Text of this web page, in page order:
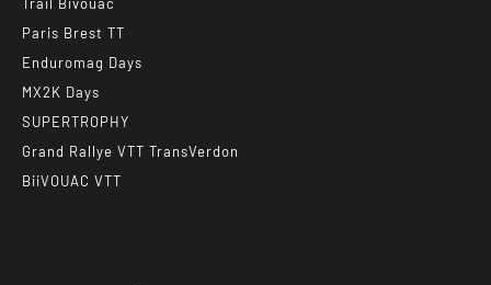
Paris Brest TT
Enduromag Days
MX2K Days
SUPERTROPHY
Grand Rallye VTT TransVerdon
BiiVOUAC VTT